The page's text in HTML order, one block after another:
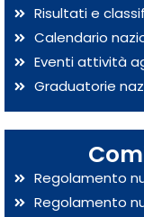
Risultati e
Calendario
Eventi attività
Graduatorie
Regolamento
Regolamento